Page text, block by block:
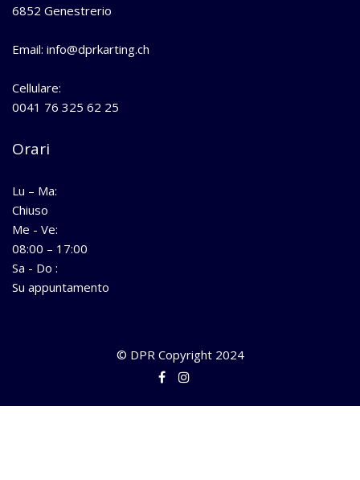
6852 Genestrerio
Email: info@dprkarting.ch
Cellulare:
0041 76 325 62 25
Orari
Lu – Ma:
Chiuso
Me - Ve:
08:00 – 17:00
Sa - Do :
Su appuntamento
© DPR Copyright 2024